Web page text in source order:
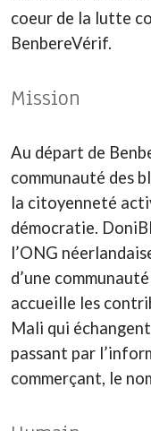
coeur de la lutte
BenbereVérif.
Mission
Au départ de
communauté des
la citoyenneté
démocratie.
l’ONG
d’une
accueille les
Mali qui
passant par
commerçant, le